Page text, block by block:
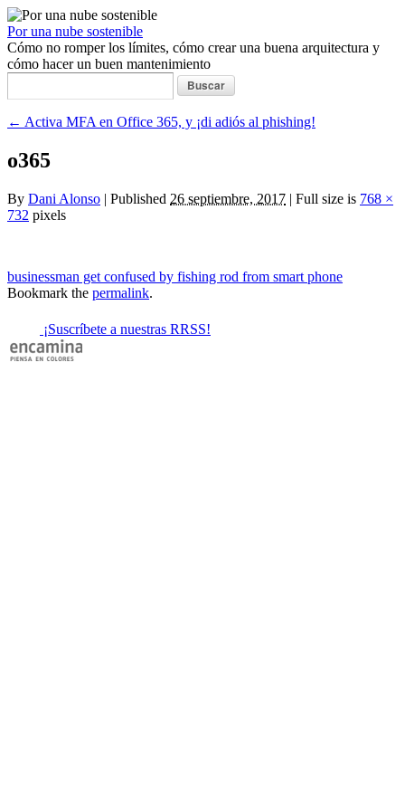
Por una nube sostenible
Cómo no romper los límites, cómo crear una buena arquitectura y
cómo hacer un buen mantenimiento
← Activa MFA en Office 365, y ¡di adiós al phishing!
o365
By Dani Alonso | Published 26 septiembre, 2017 | Full size is 768 ×
732 pixels
businessman get confused by fishing rod from smart phone
Bookmark the permalink.
¡Suscríbete a nuestras RRSS!